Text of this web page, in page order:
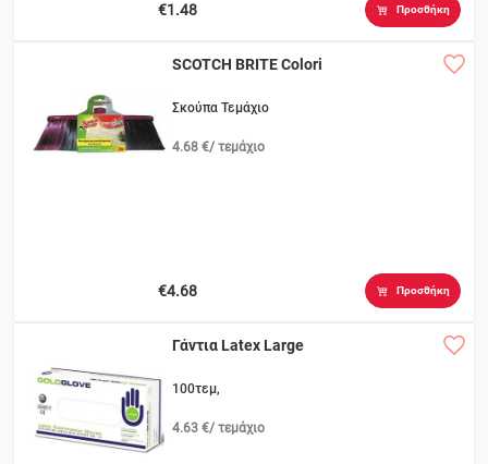
€1.48 Προσθήκη
SCOTCH BRITE Colori
Σκούπα Τεμάχιο
4.68 €/ τεμάχιο
€4.68 Προσθήκη
Γάντια Latex Large
100τεμ,
4.63 €/ τεμάχιο